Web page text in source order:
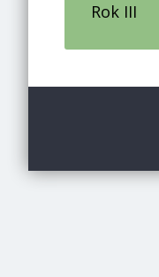
Rok III